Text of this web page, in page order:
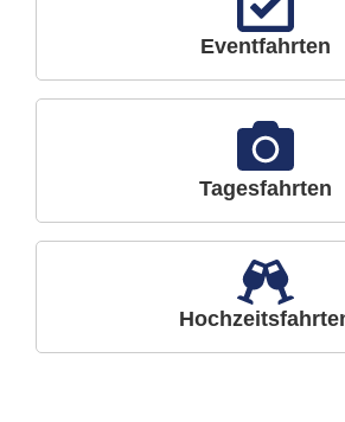
Eventfahrten
Tagesfahrten